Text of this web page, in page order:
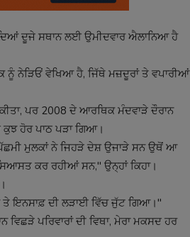
ਦੂਜੇ ਸਥਾਨ ਲਈ ਉਮੀਦਵਾਰ ਐਲਾਨਿਆ ਹੈ
ਨੂੰ ਨੇੜਿਓਂ ਵੇਖਿਆ ਹੈ, ਜਿੱਥੇ ਮਜ਼ਦੂਰਾਂ ਤੇ ਵਪਾਰੀਆਂ
ਪਰ 2008 ਦੇ ਆਰਥਿਕ ਮੰਦਵਾੜੇ ਦੌਰਾਨ
ਹੋਰ ਪਾਠ ਪੜਾ ਗਿਆ।
ਮੁਲਕਾਂ ਨੇ ਜਿਹੜੇ ਦੇਸ਼ ਉਜਾੜੇ ਸਨ ਉਥੋਂ ਆ
ਕਰ ਰਹੀਆਂ ਸਨ," ਉਨ੍ਹਾਂ ਕਿਹਾ।
ਤੇ ਇਨਸਾਫ਼ ਦੀ ਲੜਾਈ ਵਿੱਚ ਜੁੱਟ ਗਿਆ।"
ਪਰਿਵਾਰਾਂ ਦੀ ਵਿਥਾ, ਮੇਰਾ ਮਕਸਦ ਹਰ